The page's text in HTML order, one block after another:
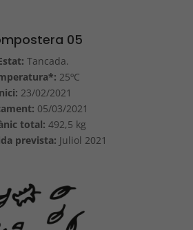
05
Tancada.
25ºC
23/02/2021
05/03/2021
total: 492,5 kg
prevista: Juliol 2021